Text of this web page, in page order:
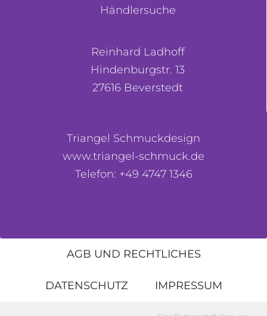
Händlersuche
Reinhard Ladhoff
Hindenburgstr. 13
27616 Beverstedt
Triangel Schmuckdesign
www.triangel-schmuck.de
Telefon: +49 4747 1346
AGB UND RECHTLICHES
DATENSCHUTZ IMPRESSUM